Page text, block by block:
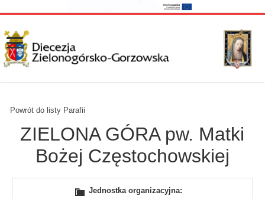
Powrót do listy Parafii
ZIELONA GÓRA pw. Matki
Bożej Częstochowskiej
Jednostka organizacyjna: